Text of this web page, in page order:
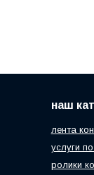
наш
лента
услуги
ролики